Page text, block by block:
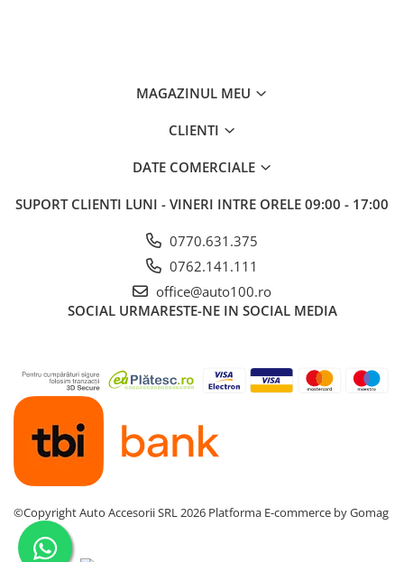
MAGAZINUL MEU
CLIENTI
DATE COMERCIALE
SUPORT CLIENTI LUNI - VINERI INTRE ORELE 09:00 - 17:00
0770.631.375
0762.141.111
office@auto100.ro
SOCIAL URMARESTE-NE IN SOCIAL MEDIA
©Copyright Auto Accesorii SRL 2026 Platforma E-commerce by Gomag